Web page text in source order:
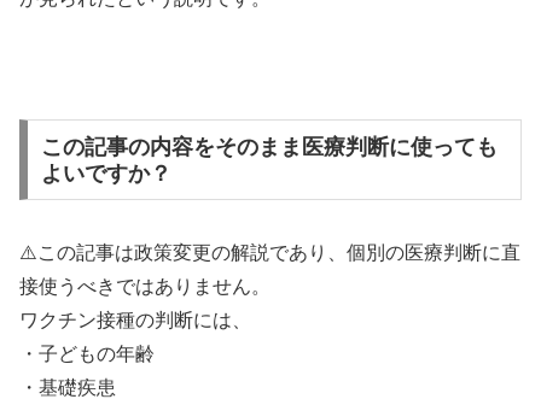
この記事の内容をそのまま医療判断に使っても
よいですか？
⚠️この記事は政策変更の解説であり、個別の医療判断に直
接使うべきではありません。
ワクチン接種の判断には、
・子どもの年齢
・基礎疾患